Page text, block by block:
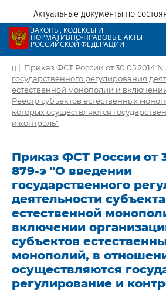
Актуальные документы по
ЗАКОНЫ, КОДЕКСЫ И
НОРМАТИВНО-ПРАВОВЫЕ АКТЫ
РОССИЙСКОЙ ФЕДЕРАЦИИ
| Приказ ФСТ России от 30.05.2014
государственного регулирования
естественной монополии и
Реестр субъектов естественных
которых осуществляются
и контроль"
Приказ ФСТ России от
879-э "О введении
государственного
деятельности субъекта
естественной
включении
субъектов
монополий, в
осуществляются
регулирование и